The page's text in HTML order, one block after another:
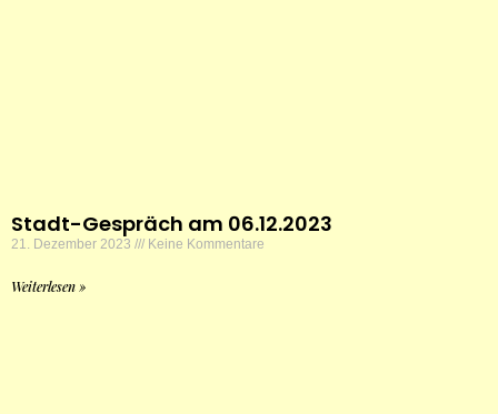
Stadt-Gespräch am 06.12.2023
21. Dezember 2023 Keine Kommentare
Weiterlesen »